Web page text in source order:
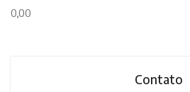
0,00
Contato